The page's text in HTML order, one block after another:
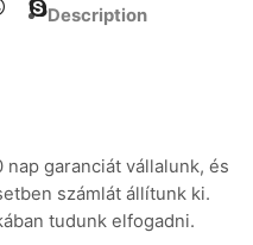
Description
garanciát vállalunk, és
számlát állítunk ki.
tudunk elfogadni.